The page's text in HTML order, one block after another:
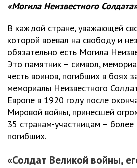
«Могила Неизвестного
В каждой стране, уважающей
которой воевал на свободу и
обязательно есть Могила
Это памятник – символ,
честь воинов, погибших в боях
мемориалы Неизвестного
Европе в 1920 году после
Мировой войны, принесшей
35 странам-участницам –
погибших.
«Солдат Великой войны,